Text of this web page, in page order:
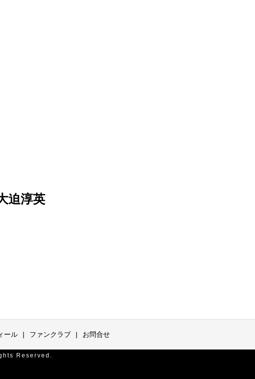
迫淳英
ール ファンクラブ お問合せ
Reserved.